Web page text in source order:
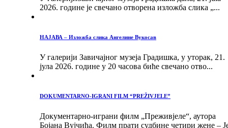
2026. године је свечано отворена изложба слика „...
НАЈАВА – Изложба слика Ангелине Вукосав
У галерији Завичајног музеја Градишка, у уторак, 21.
јула 2026. године у 20 часова биће свечано отво...
DOKUMENTARNO-IGRANI FILM “PREŽIVJELE”
Документарно-играни филм „Преживјеле“, аутора
Бојана Вујчића. Филм прати судбине четири жене –